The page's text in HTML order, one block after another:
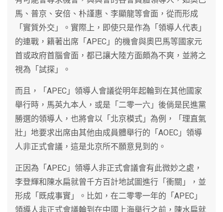
馬、普京、安倍、朴謹惠、李顯龍等會面，從而形成
「實質外交」。實際上，即使只是作為「領導人代表」
的連戰，籍著出席「APEC」的機會與奧巴馬等國家元
首或政府首腦會面，都已讓大陸方面頗為不爽，並將之
視為「試探」。
而且，「APEC」領導人會議從明年起輪到在其他國家
舉行時，馬英九本人，或是「二零一六」後倘是民進黨
勝選的領導人，也將會以「北京模式」為例，「理直氣
壯」地要求出席由其他由成員體舉行的「AOEC」領導
人非正式會議，這是北京所不願意見到的。
正因為「APEC」領導人非正式會議會有此微妙之處，
李登輝和陳水扁就曾千方百計地試圖進行「衝關」，並
形成「既成事實」。比如，在二零零一年的「APEC」
領導人非正式會議輪到在中國上海舉行之前，陳水扁就